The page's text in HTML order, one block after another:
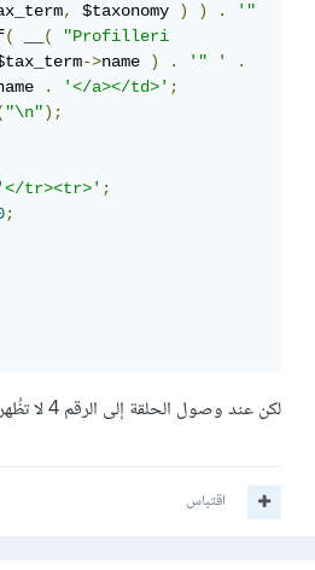
, $taxonomy ) ) .
'"
( __(
"Profilleri
->name ) . '" '
.
name . '</a></td>';
("\n");
'</tr><tr>';
0;
لكن عند وصول الحلقة إلى الرقم 4 لا تظُهر أي محتوى، فما العمل؟
اقتباس